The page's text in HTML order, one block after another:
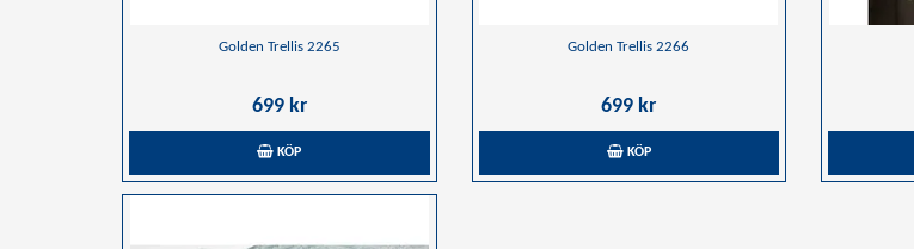
Golden Trellis 2265
699 kr
KÖP
Golden Trellis 2266
699 kr
KÖP